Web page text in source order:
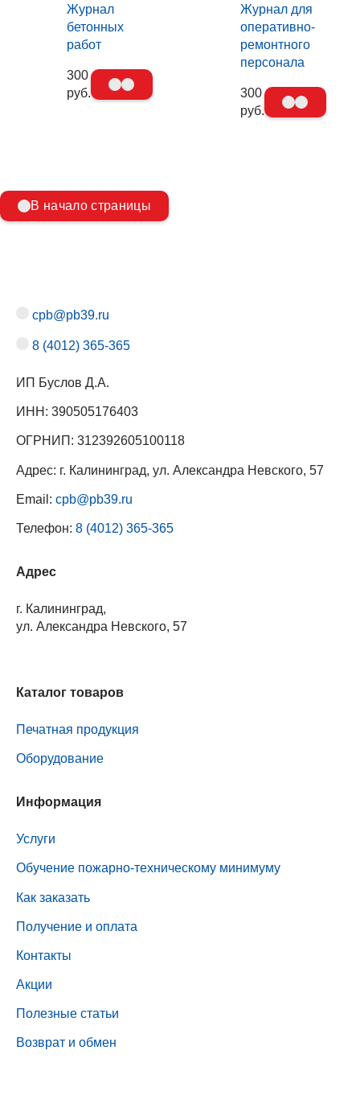
Журнал
бетонных
работ
300
руб.
Журнал для
оперативно-
ремонтного
персонала
300
руб.
В начало страницы
cpb@pb39.ru
8 (4012) 365-365
ИП Буслов Д.А.
ИНН: 390505176403
ОГРНИП: 312392605100118
Адрес: г. Калининград, ул. Александра Невского, 57
Email: cpb@pb39.ru
Телефон: 8 (4012) 365-365
Адрес
г. Калининград,
ул. Александра Невского, 57
Каталог товаров
Печатная продукция
Оборудование
Информация
Услуги
Обучение пожарно-техническому минимуму
Как заказать
Получение и оплата
Контакты
Акции
Полезные статьи
Возврат и обмен